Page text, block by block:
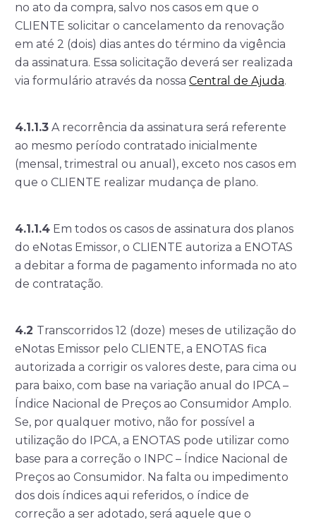
no ato da compra, salvo nos casos em que o
CLIENTE solicitar o cancelamento da renovação
em até 2 (dois) dias antes do término da vigência
da assinatura. Essa solicitação deverá ser realizada
via formulário através da nossa Central de Ajuda.
4.1.1.3 A recorrência da assinatura será referente
ao mesmo período contratado inicialmente
(mensal, trimestral ou anual), exceto nos casos em
que o CLIENTE realizar mudança de plano.
4.1.1.4 Em todos os casos de assinatura dos planos
do eNotas Emissor, o CLIENTE autoriza a ENOTAS
a debitar a forma de pagamento informada no ato
de contratação.
4.2 Transcorridos 12 (doze) meses de utilização do
eNotas Emissor pelo CLIENTE, a ENOTAS fica
autorizada a corrigir os valores deste, para cima ou
para baixo, com base na variação anual do IPCA –
Índice Nacional de Preços ao Consumidor Amplo.
Se, por qualquer motivo, não for possível a
utilização do IPCA, a ENOTAS pode utilizar como
base para a correção o INPC – Índice Nacional de
Preços ao Consumidor. Na falta ou impedimento
dos dois índices aqui referidos, o índice de
correção a ser adotado, será aquele que o